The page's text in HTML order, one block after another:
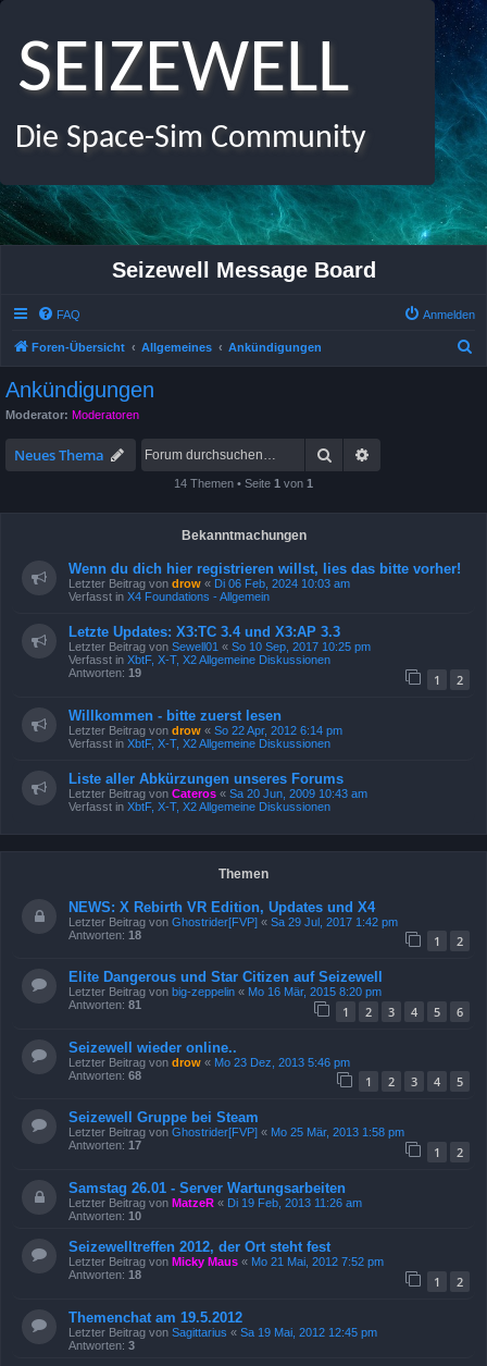
SEIZEWELL
Die Space-Sim Community
Seizewell Message Board
FAQ Anmelden
Foren-Übersicht Allgemeines Ankündigungen
Ankündigungen
Moderator: Moderatoren
Neues Thema Suche
14 Themen • Seite 1 von 1
Bekanntmachungen
Wenn du dich hier registrieren willst, lies das bitte vorher!
Letzter Beitrag von drow « Di 06 Feb, 2024 10:03 am
Verfasst in X4 Foundations - Allgemein
Letzte Updates: X3:TC 3.4 und X3:AP 3.3
Letzter Beitrag von Sewell01 « So 10 Sep, 2017 10:25 pm
Verfasst in XbtF, X-T, X2 Allgemeine Diskussionen
Antworten: 19 1 2
Willkommen - bitte zuerst lesen
Letzter Beitrag von drow « So 22 Apr, 2012 6:14 pm
Verfasst in XbtF, X-T, X2 Allgemeine Diskussionen
Liste aller Abkürzungen unseres Forums
Letzter Beitrag von Cateros « Sa 20 Jun, 2009 10:43 am
Verfasst in XbtF, X-T, X2 Allgemeine Diskussionen
Themen
NEWS: X Rebirth VR Edition, Updates und X4
Letzter Beitrag von Ghostrider[FVP] « Sa 29 Jul, 2017 1:42 pm
Antworten: 18 1 2
Elite Dangerous und Star Citizen auf Seizewell
Letzter Beitrag von big-zeppelin « Mo 16 Mär, 2015 8:20 pm
Antworten: 81 1 2 3 4 5 6
Seizewell wieder online..
Letzter Beitrag von drow « Mo 23 Dez, 2013 5:46 pm
Antworten: 68 1 2 3 4 5
Seizewell Gruppe bei Steam
Letzter Beitrag von Ghostrider[FVP] « Mo 25 Mär, 2013 1:58 pm
Antworten: 17 1 2
Samstag 26.01 - Server Wartungsarbeiten
Letzter Beitrag von MatzeR « Di 19 Feb, 2013 11:26 am
Antworten: 10
Seizewelltreffen 2012, der Ort steht fest
Letzter Beitrag von Micky Maus « Mo 21 Mai, 2012 7:52 pm
Antworten: 18 1 2
Themenchat am 19.5.2012
Letzter Beitrag von Sagittarius « Sa 19 Mai, 2012 12:45 pm
Antworten: 3